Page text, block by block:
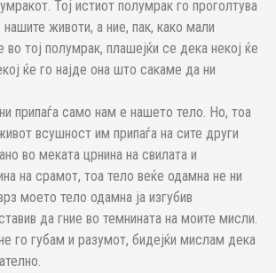
Тој истиот полумрак го проголтува
нашите животи, а ние, пак, како мали
тој полумрак, плашејќи се дека некој ќе
ќе го најде она што сакаме да ни
припаѓа само нам е нашето тело. Но, тоа
всушност им припаѓа на сите други
во меката црнина на свилата и
на срамот, тоа тело веќе одамна не ни
моето тело одамна ја изгубив
да гние во темнината на моите мисли.
го губам и разумот, бидејќи мислам дека